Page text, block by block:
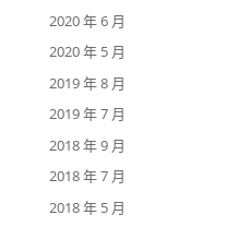
2020 年 6 月
2020 年 5 月
2019 年 8 月
2019 年 7 月
2018 年 9 月
2018 年 7 月
2018 年 5 月